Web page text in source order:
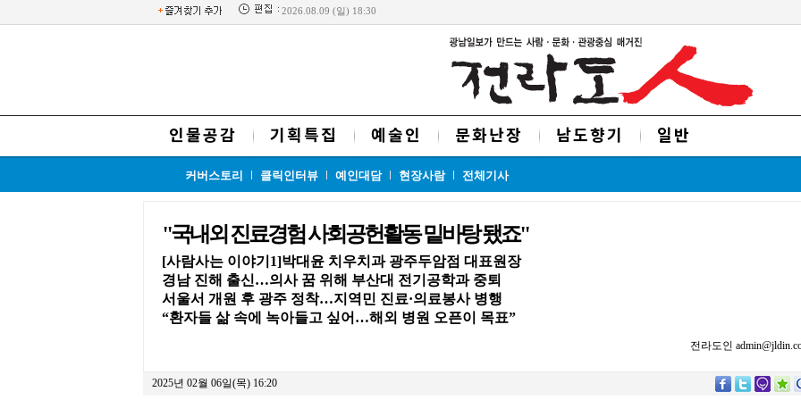
2026.08.09 (일) 18:30
인물공감 기획특집 예술인 문화난장 남도향기 일반
커버스토리 클릭인터뷰 예인대담 현장사람 전체기사
"국내외 진료경험 사회공헌활동 밑바탕 됐죠"
[사람사는 이야기1]박대윤 치우치과 광주두암점 대표원장
경남 진해 출신…의사 꿈 위해 부산대 전기공학과 중퇴
서울서 개원 후 광주 정착…지역민 진료·의료봉사 병행
“환자들 삶 속에 녹아들고 싶어…해외 병원 오픈이 목표”
전라도인
2025년 02월 06일(목) 16:20